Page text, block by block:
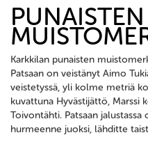
PUNAISTEN
Karkkilan punaisten
Patsaan on veistänyt Aimo
veistetyssä, yli kolme metriä
kuvattuna Hyvästijättö, Marssi
Toivontähti. Patsaan
hurmeenne juoksi, lähditte